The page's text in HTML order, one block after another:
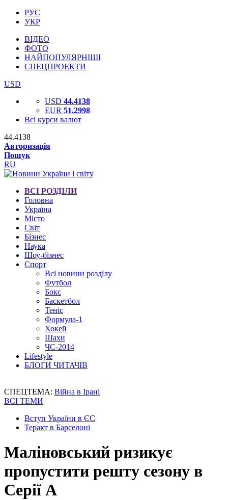
РУС
УКР
ВІДЕО
ФОТО
НАЙПОПУЛЯРНІШІ
СПЕЦПРОЕКТИ
USD
USD 44.4138
EUR 51.2998
Всі курси валют
44.4138
Авторизація
Пошук
RU
ВСІ РОЗДІЛИ
Головна
Україна
Місто
Світ
Бізнес
Наука
Шоу-бізнес
Спорт
Всі новини розділу
Футбол
Бокс
Баскетбол
Теніс
Формула-1
Хокей
Шахи
ЧС-2014
Lifestyle
БЛОГИ ЧИТАЧІВ
СПЕЦТЕМА: Війна в Ірані
ВСІ ТЕМИ
Вступ України в ЄС
Теракт в Барселоні
Маліновський ризикує
пропустити решту сезону в
Серії А